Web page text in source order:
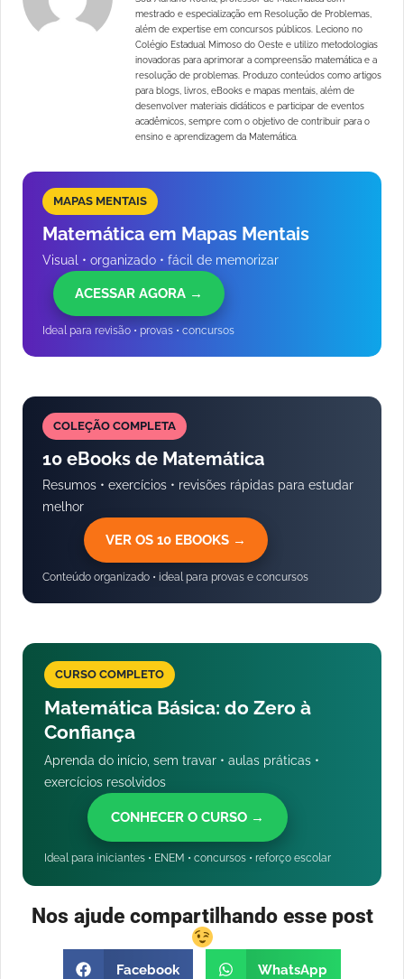
mestrado e especialização em Resolução de Problemas,
além de expertise em concursos públicos. Leciono no
Colégio Estadual Mimoso do Oeste e utilizo metodologias
inovadoras para aprimorar a compreensão matemática e a
resolução de problemas. Produzo conteúdos como artigos
para blogs, livros, eBooks e mapas mentais, além de
desenvolver materiais didáticos e participar de eventos
acadêmicos, sempre com o objetivo de contribuir para o
ensino e aprendizagem da Matemática.
MAPAS MENTAIS
Matemática em Mapas Mentais
Visual • organizado • fácil de memorizar
ACESSAR AGORA →
Ideal para revisão • provas • concursos
COLEÇÃO COMPLETA
10 eBooks de Matemática
Resumos • exercícios • revisões rápidas para estudar
melhor
VER OS 10 EBOOKS →
Conteúdo organizado • ideal para provas e concursos
CURSO COMPLETO
Matemática Básica: do Zero à
Confiança
Aprenda do início, sem travar • aulas práticas •
exercícios resolvidos
CONHECER O CURSO →
Ideal para iniciantes • ENEM • concursos • reforço escolar
Nos ajude compartilhando esse post
Facebook WhatsApp